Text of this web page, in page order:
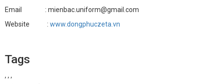
Email : mienbac.uniform@gmail.com
Website : www.dongphuczeta.vn
Tags
, , ,